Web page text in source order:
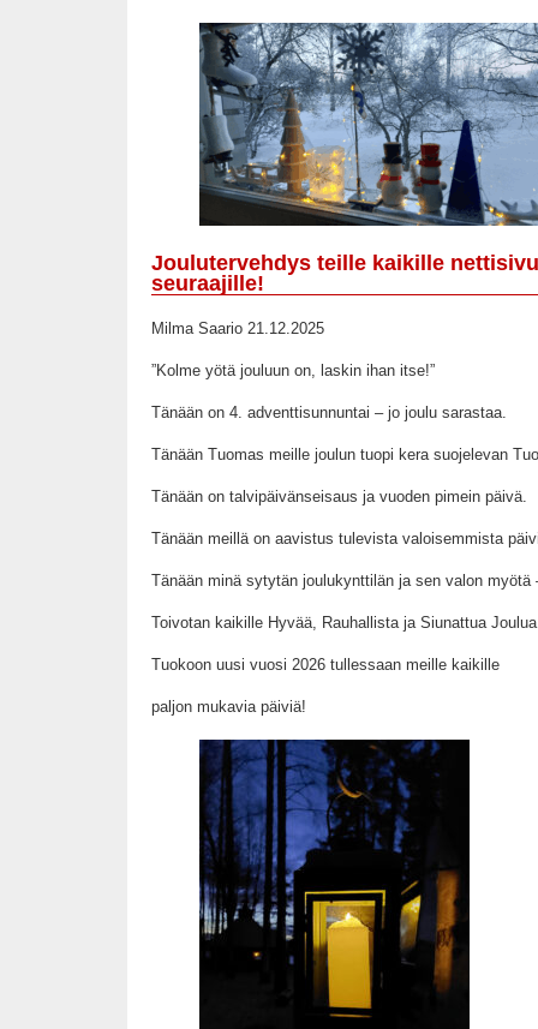
Joulutervehdys teille kaikille
seuraajille!
Milma Saario 21.12.2025
”Kolme yötä jouluun on, laskin ihan itse!”
Tänään on 4. adventtisunnuntai – jo joulu sarastaa.
Tänään Tuomas meille joulun tuopi kera suojelevan
Tänään on talvipäivänseisaus ja vuoden pimein päivä.
Tänään meillä on aavistus tulevista valoisemmista
Tänään minä sytytän joulukynttilän ja sen valon myötä
Toivotan kaikille Hyvää, Rauhallista ja Siunattua
Tuokoon uusi vuosi 2026 tullessaan meille kaikille
paljon mukavia päiviä!